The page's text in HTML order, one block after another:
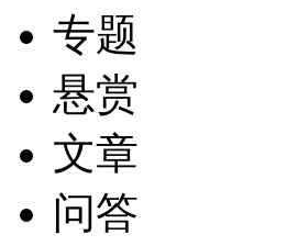
专题
悬赏
文章
问答